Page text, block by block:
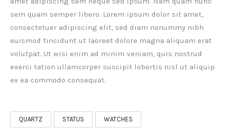
sem quam semper libero. Lorem ipsum dolor sit amet,
consectetuer adipiscing elit, sed diam nonummy nibh
euismod tincidunt ut laoreet dolore magna aliquam erat
volutpat. Ut wisi enim ad minim veniam, quis nostrud
exerci tation ullamcorper suscipit lobortis nisl ut aliquip
ex ea commodo consequat.
QUARTZ STATUS WATCHES